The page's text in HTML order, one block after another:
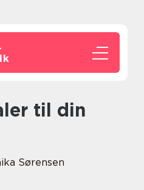
Sørensen